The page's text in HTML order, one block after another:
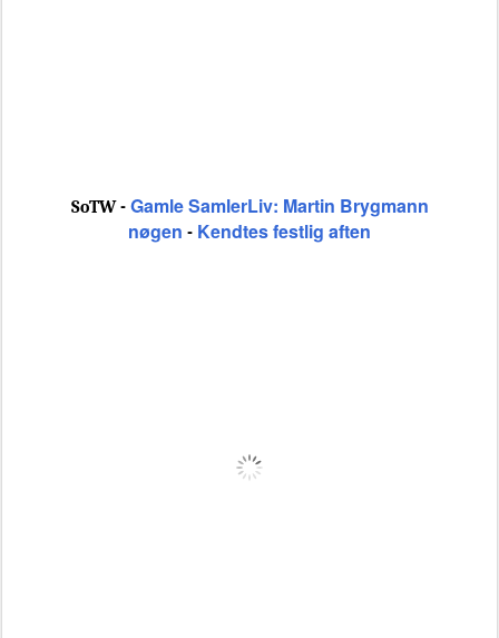
SoTW - Gamle SamlerLiv: Martin Brygmann
nøgen - Kendtes festlig aften